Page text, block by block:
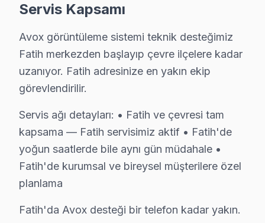
Molla Hüsrev Mahallesi'nde yaşayan Ayşe Hanım, bir
Muhsine Hatun'da Avox TV Servisi
Muhsine Hatun Mahallesi'nde yaşayan genç bir aile,
Nişanca'da Avox TV Servisi
Rüstempaşa'da Avox TV Servisi
Rüstempaşa Mahallesi'nde yaşayan Mehmet Bey,
Saraç İshak'ta Avox TV Servisi
Servis Kapsamı
Avox görüntüleme sistemi teknik desteğimiz
Fatih merkezden başlayıp çevre ilçelere kadar
uzanıyor. Fatih adresinize en yakın ekip
görevlendirilir.
Servis ağı detayları: • Fatih ve çevresi tam
kapsama — Fatih servisimiz aktif • Fatih'de
yoğun saatlerde bile aynı gün müdahale •
Fatih'de kurumsal ve bireysel müşterilere özel
planlama
Fatih'da Avox desteği bir telefon kadar yakın.